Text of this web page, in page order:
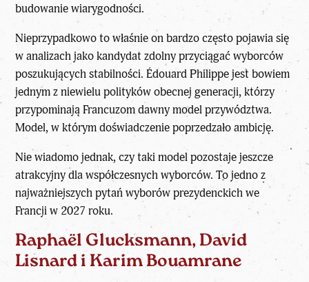
budowanie wiarygodności.
Nieprzypadkowo to właśnie on bardzo często pojawia się
w analizach jako kandydat zdolny przyciągać wyborców
poszukujących stabilności.Édouard Philippejest bowiem
jednym z niewielu polityków obecnej generacji, którzy
przypominają Francuzom dawny model przywództwa.
Model, w którym doświadczenie poprzedzało ambicję.
Nie wiadomo jednak, czy taki model pozostaje jeszcze
atrakcyjny dla współczesnych wyborców. To jedno z
najważniejszych pytań wyborów prezydenckich we
Francji w 2027 roku.
Raphaël Glucksmann, David
Lisnard i Karim Bouamrane